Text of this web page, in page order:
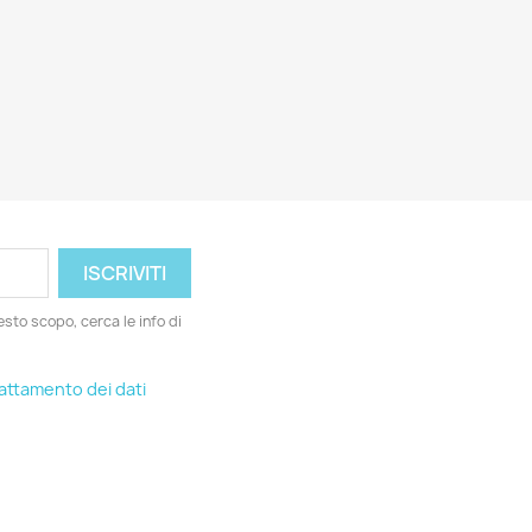
scopo, cerca le info di
dei dati